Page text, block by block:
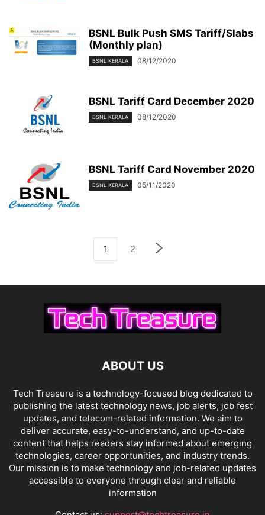
BSNL Bulk Push SMS Tariff/Slabs
(Monthly plan)
BSNL KERALA 08/12/2020
BSNL Tariff Card December 2020
BSNL KERALA 08/12/2020
BSNL Tariff Card November 2020
BSNL KERALA 05/11/2020
1 2
ABOUT US
Tech Treasure is a technology-focused blog dedicated to
publishing the latest technology news, job alerts, job fest
updates, and telecom-related information. We aim to
deliver accurate, easy-to-understand, and up-to-date
content that helps readers stay informed about emerging
technologies, career opportunities, and industry trends.
Our mission is to make technology and job-related updates
accessible to everyone through clear and reliable
information